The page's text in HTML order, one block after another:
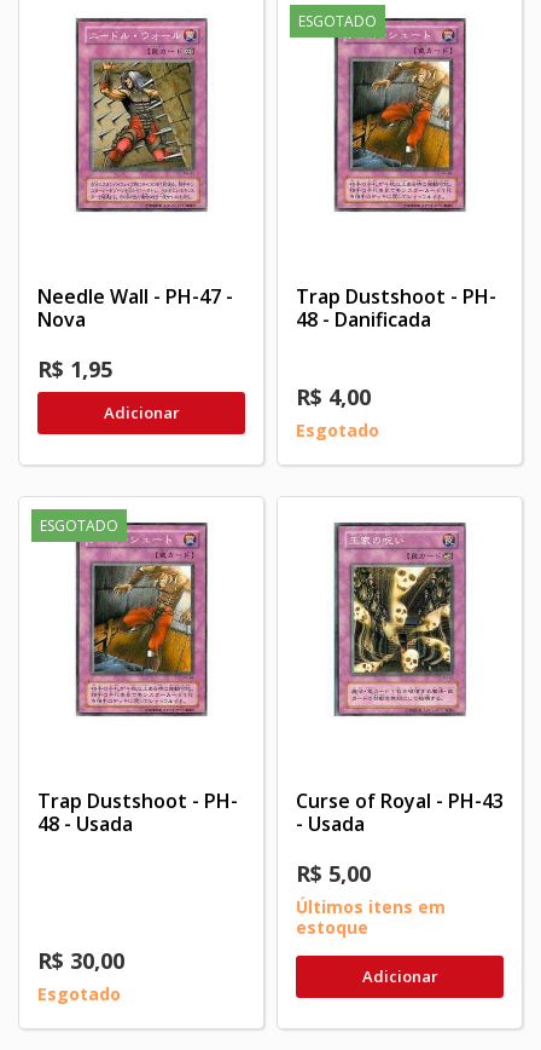
Needle Wall - PH-47 -
Nova
R$ 1,95
Adicionar
ESGOTADO
Trap Dustshoot - PH-
48 - Danificada
R$ 4,00
Esgotado
ESGOTADO
Trap Dustshoot - PH-
48 - Usada
R$ 30,00
Esgotado
Curse of Royal - PH-43
- Usada
R$ 5,00
Últimos itens em
estoque
Adicionar